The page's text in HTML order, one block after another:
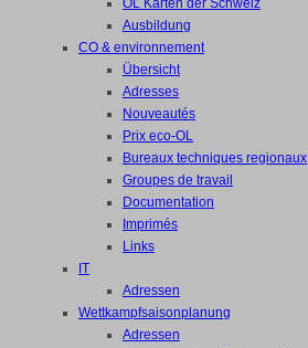
OL Karten der Schweiz
Ausbildung
CO & environnement
Übersicht
Adresses
Nouveautés
Prix eco-OL
Bureaux techniques regionaux
Groupes de travail
Documentation
Imprimés
Links
IT
Adressen
Wettkampfsaisonplanung
Adressen